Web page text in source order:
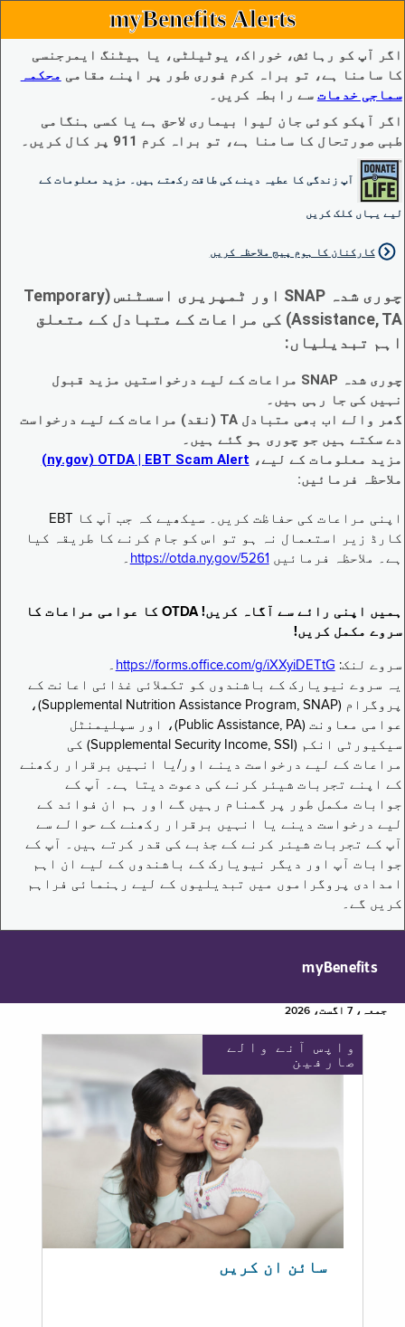
myBenefits Alerts
اگر آپ کو رہائش، خوراک، یوٹیلٹی، یا ہیٹنگ ایمرجنسی
کا سامنا ہے، تو براہ کرم فوری طور پر اپنے مقامی محکمہ
سماجی خدمات سے رابطہ کریں۔
اگر آپکو کوئی جان لیوا بیماری لاحق ہے یا کسی ہنگامی
طبی صورتحال کا سامنا ہے، تو براہ کرم 911 پر کال کریں۔
آپ زندگی کا عطیہ دینے کی طاقت رکھتے ہیں۔ مزید معلومات کے
لیے یہاں کلک کریں
کارکنان کا ہوم پیج ملاحظہ کریں
چوری شدہ SNAP اور ٹمپریری اسسٹنس (Temporary
Assistance, TA) کی مراعات کے متبادل کے متعلق
اہم تبدیلیاں:
چوری شدہ SNAP مراعات کے لیے درخواستیں مزید قبول
نہیں کی جا رہی ہیں۔
گھر والے اب بھی متبادل TA (نقد) مراعات کے لیے درخواست
دے سکتے ہیں جو چوری ہو گئے ہیں۔
مزید معلومات کے لیے، EBT Scam Alert ‏| OTDA ‏(ny.gov)
ملاحظہ فرمائیں:
اپنی مراعات کی حفاظت کریں۔ سیکھیے کہ جب آپ کا EBT
کارڈ زیر استعمال نہ ہو تو اس کو جام کرنے کا طریقہ کیا
ہے۔ ملاحظہ فرمائیں https://otda.ny.gov/5261 ۔
ہمیں اپنی رائے سے آگاہ کریں! OTDA کا عوامی مراعات کا
سروے مکمل کریں!
سروے لنک: https://forms.office.com/g/iXXyiDETtG ۔
یہ سروے نیویارک کے باشندوں کو تکملائی غذائی اعانت کے
پروگرام (Supplemental Nutrition Assistance Program, SNAP)،
عوامی معاونت (Public Assistance, PA)، اور سپلیمنٹل
سیکیورٹی انکم (Supplemental Security Income, SSI) کی
مراعات کے لیے درخواست دینے اور/یا انہیں برقرار رکھنے
کے اپنے تجربات شیئر کرنے کی دعوت دیتا ہے۔ آپ کے
جوابات مکمل طور پر گمنام رہیں گے اور ہم ان فوائد کے
لیے درخواست دینے یا انہیں برقرار رکھنے کے حوالے سے
آپ کے تجربات شیئر کرنے کے جذبے کی قدر کرتے ہیں۔ آپ کے
جوابات آپ اور دیگر نیویارک کے باشندوں کے لیے ان اہم
امدادی پروگراموں میں تبدیلیوں کے لیے رہنمائی فراہم
کریں گے۔
myBenefits
جمعہ، 7 اگست، 2026
واپس آنے والے
صارفین
سائن ان کریں